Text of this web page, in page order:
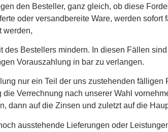
den Besteller, ganz gleich, ob diese
oder versandbereite Ware, werden
werden,
des Bestellers mindern. In diesen Fällen
Vorauszahlung in bar zu verlangen.
nur ein Teil der uns zustehenden
die Verrechnung nach unserer Wahl
dann auf die Zinsen und zuletzt auf die
ausstehende Lieferungen oder